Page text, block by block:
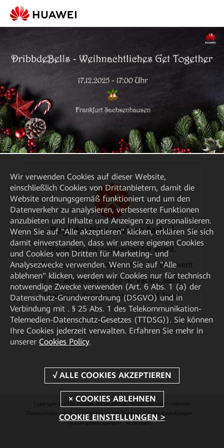
Registration review failed
Thank you for registering for event.
Unfortunately your registration for the event
is not approved due to no vacant seats.
Thank you for your Support and Trust.
Copyright © 2026 Huawei Technologies Co., Ltd. All rights reserved.
Datenschutzrichtlinie
Verwendung von Cookies
Cookie Einstellungen
Nutzungsbedingungen
Impressum
Wir verwenden Cookies auf dieser Website,
einschließlich Cookies von Drittanbietern, damit die
Website ordnungsgemäß funktioniert und um den
Datenverkehr zu analysieren, verbesserte Funktionen
anzubieten und Inhalte und Anzeigen zu personalisieren.
Wenn Sie auf "Alle akzeptieren" klicken, erklären Sie sich
damit einverstanden, dass wir unsere eigenen Cookies
und Cookies von Dritten für Marketing- und
Analysezwecke verwenden. Wenn Sie auf "Alle
ablehnen" klicken, werden wir Cookies nur für technisch
notwendige Zwecke verwenden (Art. 6 Abs. 1 (a) der
Datenschutz-Grundverordnung (DSGVO) und in
Verbindung mit . § 25 Abs. 1 des Telekommunikation-
Telemedien-Datenschutz-Gesetzes (TTDSG)). Sie können
Ihre Cookies jederzeit verwalten. Erfahren Sie mehr in
unserer Cookies Policy.
COOKIE EINSTELLUNGEN >